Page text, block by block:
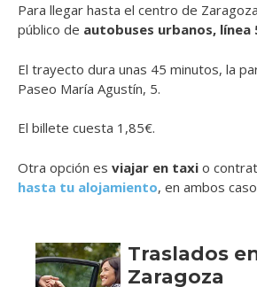
Para llegar hasta el centro de
público de autobuses urbanos, línea
El trayecto dura unas 45 minutos, la
Paseo María Agustín, 5.
El billete cuesta 1,85€.
Otra opción es viajar en taxi o
hasta tu alojamiento, en ambos